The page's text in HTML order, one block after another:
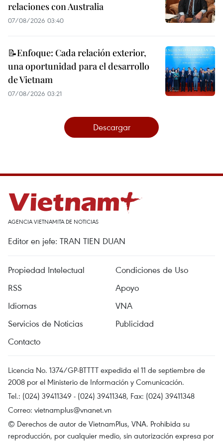
relaciones con Australia
07/08/2026 03:40
📝Enfoque: Cada relación exterior,
una oportunidad para el desarrollo
de Vietnam
07/08/2026 03:21
Descargar
AGENCIA VIETNAMITA DE NOTICIAS
Editor en jefe: TRAN TIEN DUAN
Propiedad Intelectual
Condiciones de Uso
RSS
Apoyo
Idiomas
VNA
Servicios de Noticias
Publicidad
Contacto
Licencia No. 1374/GP-BTTTT expedida el 11 de septiembre de
2008 por el Ministerio de Información y Comunicación.
Tel.: (024) 39411349 - (024) 39411348, Fax: (024) 39411348
Correo: vietnamplus@vnanet.vn
© Derechos de autor de VietnamPlus, VNA. Prohibida su
reproducción, por cualquier medio, sin autorización expresa por